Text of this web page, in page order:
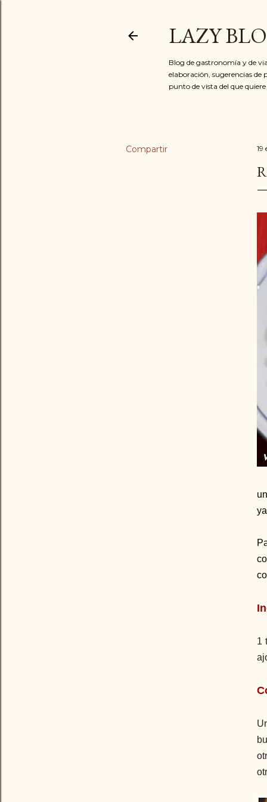
LAZY
Blog de gastronomía y de
elaboración, sugerencias de
punto de vista del que
Compartir 19
1